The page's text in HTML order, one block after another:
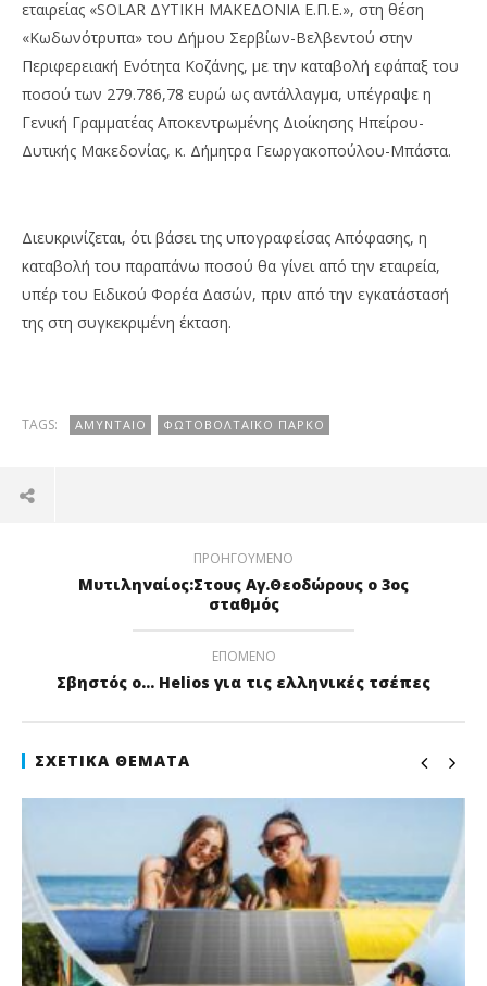
εταιρείας «SOLAR ΔΥΤΙΚΗ ΜΑΚΕΔΟΝΙΑ Ε.Π.Ε.», στη θέση
«Κωδωνότρυπα» του Δήμου Σερβίων-Βελβεντού στην
Περιφερειακή Ενότητα Κοζάνης, με την καταβολή εφάπαξ του
ποσού των 279.786,78 ευρώ ως αντάλλαγμα, υπέγραψε η
Γενική Γραμματέας Αποκεντρωμένης Διοίκησης Ηπείρου-
Δυτικής Μακεδονίας, κ. Δήμητρα Γεωργακοπούλου-Μπάστα.
Διευκρινίζεται, ότι βάσει της υπογραφείσας Απόφασης, η
καταβολή του παραπάνω ποσού θα γίνει από την εταιρεία,
υπέρ του Ειδικού Φορέα Δασών, πριν από την εγκατάστασή
της στη συγκεκριμένη έκταση.
TAGS: ΑΜΎΝΤΑΙΟ ΦΩΤΟΒΟΛΤΑΪΚΟ ΠΆΡΚΟ
ΠΡΟΗΓΟΎΜΕΝΟ
Μυτιληναίος:Στους Αγ.Θεοδώρους ο 3ος
σταθμός
ΕΠΌΜΕΝΟ
Σβηστός ο... Helios για τις ελληνικές τσέπες
ΣΧΕΤΙΚΆ ΘΈΜΑΤΑ